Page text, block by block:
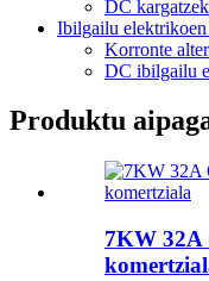
DC
Ibilgailu elektrikoen
Korronte
DC ibilgailu
Produktu
7KW 32A